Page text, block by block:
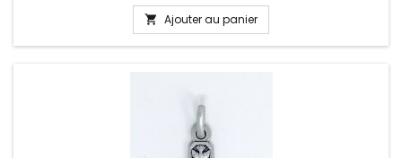
 Ajouter au panier